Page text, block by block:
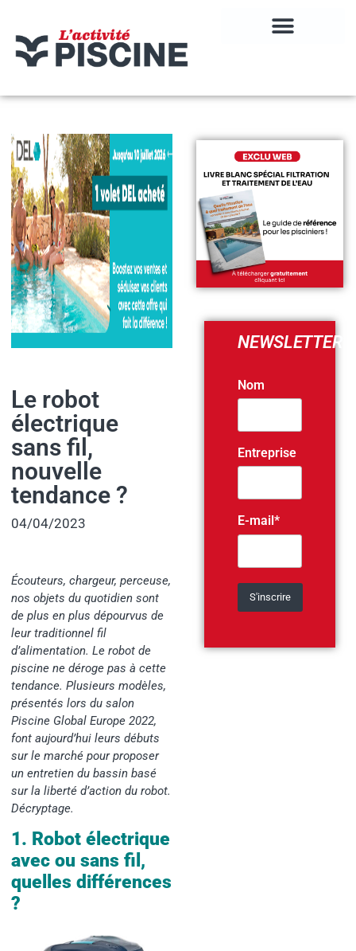
Le robot
électrique
sans fil,
nouvelle
tendance ?
04/04/2023
Écouteurs, chargeur, perceuse,
nos objets du quotidien sont
de plus en plus dépourvus de
leur traditionnel fil
d’alimentation. Le robot de
piscine ne déroge pas à cette
tendance. Plusieurs modèles,
présentés lors du salon
Piscine Global Europe 2022,
font aujourd’hui leurs débuts
sur le marché pour proposer
un entretien du bassin basé
sur la liberté d’action du robot.
Décryptage.
1. Robot électrique
avec ou sans fil,
quelles différences
?
NEWSLETTER
Nom
Entreprise
E-mail*